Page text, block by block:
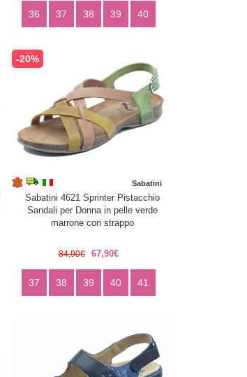
36 37 38 39 40
-20%
Sabatini
Sabatini 4621 Sprinter Pistacchio
Sandali per Donna in pelle verde
marrone con strappo
84,90€ 67,90€
37 38 39 40 41